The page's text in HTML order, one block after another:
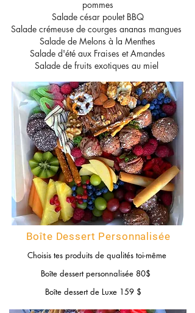
pommes
Salade césar poulet BBQ
Salade crémeuse de courges ananas mangues
Salade de Melons à la Menthes
Salade d'été aux Fraises et Amandes
Salade de fruits exotiques au miel
Boîte Dessert Personnalisée
Choisis tes produits de qualités toi-même
Boîte dessert personnalisée 80$
Boîte dessert de Luxe 159 $